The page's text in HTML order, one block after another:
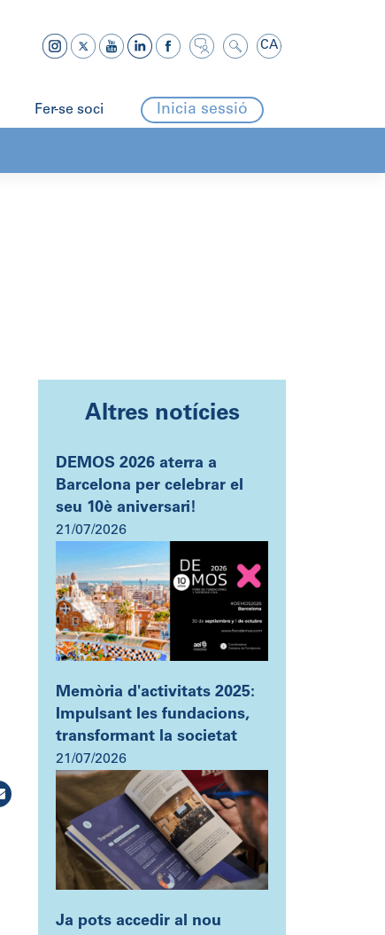
CA
Fer-se soci Inicia sessió
Altres notícies
DEMOS 2026 aterra a
Barcelona per celebrar el
seu 10è aniversari!
21/07/2026
Memòria d'activitats 2025:
Impulsant les fundacions,
transformant la societat
21/07/2026
Ja pots accedir al nou